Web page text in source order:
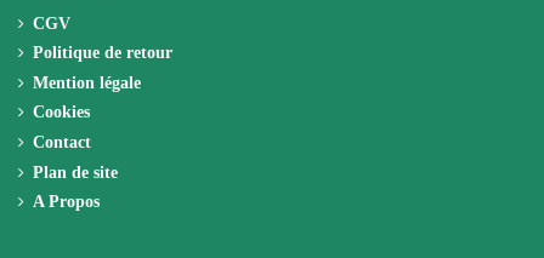
CGV
Politique de retour
Mention légale
Cookies
Contact
Plan de site
A Propos